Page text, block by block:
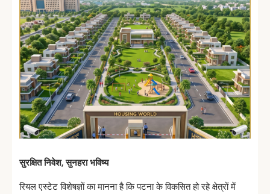
सुरक्षितनिवेश,सुनहराभविष्य
रियल एस्टेट विशेषज्ञों का मानना है कि पटना के विकसित हो रहे क्षेत्रों में